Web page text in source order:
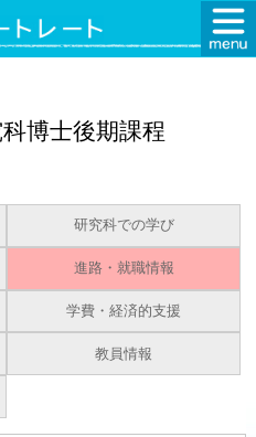
博士後期課程
研究科での学び
進路・就職情報
学費・経済的支援
教員情報